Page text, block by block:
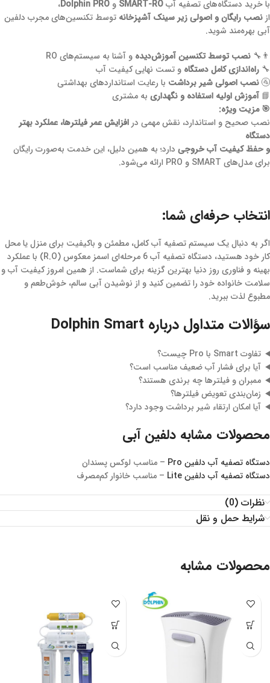
با خرید دستگاه‌های تصفیه آبSMART-RO و Dolphin PRO،
از نصب رایگان و اصولی زیر سینک آشپزخانه توسط تکنسین‌های مجرب دلفین
آبی بهره‌مند شوید.
👨‍🔧 نصب توسط تکنسین آموزش‌دیده و آشنا به سیستم‌های RO
🔧 راه‌اندازی کامل دستگاه و تست نهایی کیفیت آب
🚰نصب اصولی شیر برداشت با رعایت استانداردهای بهداشتی
📘 آموزش اولیه استفاده و نگهداری به مشتری
🎯 مزیت ویژه:
نصب صحیح و استاندارد، نقش مهمی در افزایش عمر فیلترها، عملکرد بهتر
دستگاه
و حفظ کیفیت آب خروجی دارد؛ به همین دلیل، این خدمت به‌صورت رایگان
برای مدل‌های SMART و PRO ارائه می‌شود.
انتخاب حرفه‌ای شما:
اگر به دنبال یک سیستم تصفیه آب کامل، مطمئن و باکیفیت برای منزل یا محل
کار خود هستید، دستگاه تصفیه آب 6 مرحله‌ای اسمز معکوس (R.O) با عملکرد
بهینه و فناوری روز دنیا بهترین گزینه برای شماست. از همین امروز کیفیت آب و
سلامت خانواده خود را تضمین کنید و از نوشیدن آبی سالم، خوش‌طعم و
مطبوع لذت ببرید.
سؤالات متداول درباره Dolphin Smart
تفاوت Smart با Pro چیست؟
آیا برای فشار آب ضعیف مناسب است؟
ممبران و فیلترها چه برندی هستند؟
زمان‌بندی تعویض فیلترها؟
آیا امکان ارتقاء شیر برداشت وجود دارد؟
محصولات مشابه دلفین آبی
دستگاه تصفیه آب دلفین Pro
– مناسب لوکس پسندان
دستگاه تصفیه آب دلفین Lite
– مناسب خانوار کم‌مصرف
نظرات (0)
شرایط حمل و نقل
محصولات مشابه